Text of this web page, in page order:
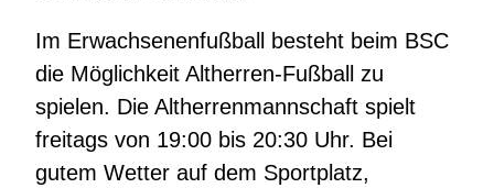
Im Erwachsenenfußball besteht beim BSC
die Möglichkeit Altherren-Fußball zu
spielen. Die Altherrenmannschaft spielt
freitags von 19:00 bis 20:30 Uhr. Bei
gutem Wetter auf dem Sportplatz,